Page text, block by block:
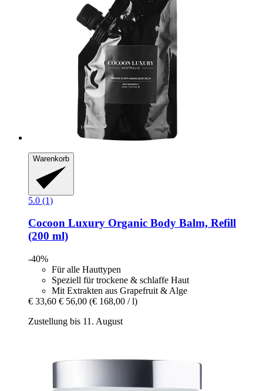
Warenkorb
5.0 (1)
Cocoon Luxury Organic Body Balm, Refill
(200 ml)
-40%
Für alle Hauttypen
Speziell für trockene & schlaffe Haut
Mit Extrakten aus Grapefruit & Alge
€ 33,60 € 56,00 (€ 168,00 / l)
Zustellung bis 11. August